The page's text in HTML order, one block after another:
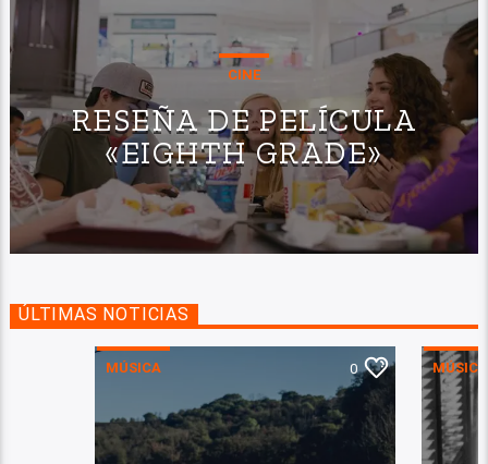
CINE
RESEÑA DE PELÍCULA
«EIGHTH GRADE»
ÚLTIMAS NOTICIAS
MÚSICA 0 MÚSICA